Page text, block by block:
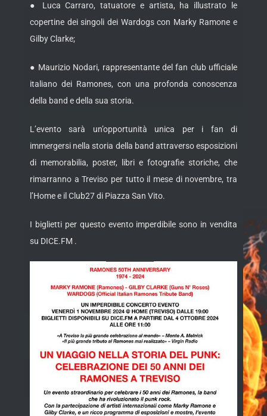
● Luca Carraro, tatuatore e artista, ha illustrato le
copertine dei singoli dei Wardogs con Marky Ramone e
Gilby Clarke;
● Maurizio Nodari, rappresentante del fan club ufficiale
italiano dei Ramones, con una profonda conoscenza
della band e della sua storia.
L’evento sarà un’opportunità unica per i fan di
immergersi nella storia della band attraverso esposizioni
di memorabilia, poster, libri e fotografie storiche, che
rimarranno a Treviso per tutto il mese di novembre, tra
l’Home e il Club27 di Piazza San Vito.
I biglietti per questo evento imperdibile sono in vendita
su DICE.FM .